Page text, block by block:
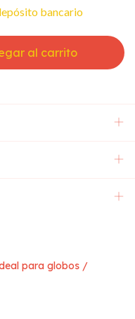
bancario
para globos /